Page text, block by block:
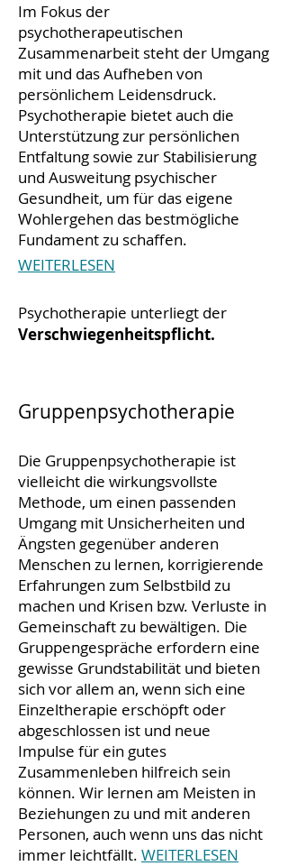
Im Fokus der
psychotherapeutischen
Zusammenarbeit steht der Umgang
mit und das Aufheben von
persönlichem Leidensdruck.
Psychotherapie bietet auch die
Unterstützung zur persönlichen
Entfaltung sowie zur Stabilisierung
und Ausweitung psychischer
Gesundheit, um für das eigene
Wohlergehen das bestmögliche
Fundament zu schaffen.
WEITERLESEN
Psychotherapie unterliegt der
Verschwiegenheitspflicht.
Gruppenpsychotherapie
Die Gruppenpsychotherapie ist
vielleicht die wirkungsvollste
Methode, um einen passenden
Umgang mit Unsicherheiten und
Ängsten gegenüber anderen
Menschen zu lernen, korrigierende
Erfahrungen zum Selbstbild zu
machen und Krisen bzw. Verluste in
Gemeinschaft zu bewältigen. Die
Gruppengespräche erfordern eine
gewisse Grundstabilität und bieten
sich vor allem an, wenn sich eine
Einzeltherapie erschöpft oder
abgeschlossen ist und neue
Impulse für ein gutes
Zusammenleben hilfreich sein
können. Wir lernen am Meisten in
Beziehungen zu und mit anderen
Personen, auch wenn uns das nicht
immer leichtfällt. WEITERLESEN